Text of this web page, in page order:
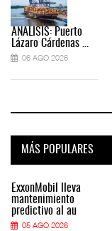
ANÁLISIS: Puerto
Lázaro Cárdenas ...
06 AGO 2026
MÁS POPULARES
ExxonMobil lleva
mantenimiento
predictivo al au
05 AGO 2026